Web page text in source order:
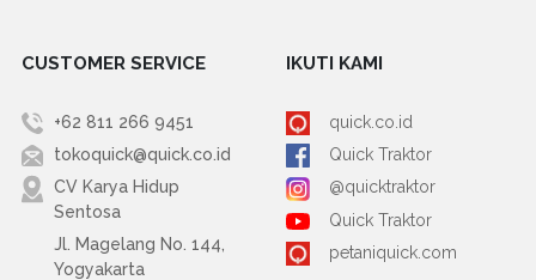
CUSTOMER SERVICE
+62 811 266 9451
tokoquick@quick.co.id
CV Karya Hidup
Sentosa
Jl. Magelang No. 144,
Yogyakarta
IKUTI KAMI
quick.co.id
Quick Traktor
@quicktraktor
Quick Traktor
petaniquick.com